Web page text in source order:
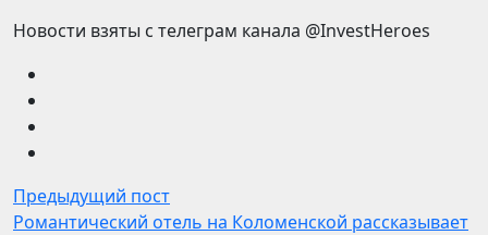
Новости взяты с телеграм канала @InvestHeroes
Предыдущий пост
Романтический отель на Коломенской рассказывает